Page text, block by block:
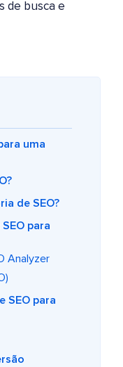
de busca e
uma
de SEO?
para
Analyzer
SEO para